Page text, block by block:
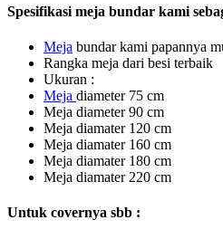
Spesifikasi meja bundar kami
Meja bundar kami papannya
Rangka meja dari besi terbaik
Ukuran :
Meja diameter 75 cm
Meja diameter 90 cm
Meja diamater 120 cm
Meja diamater 160 cm
Meja diamater 180 cm
Meja diamater 220 cm
Untuk covernya sbb :